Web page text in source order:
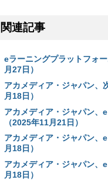
関連記事
eラーニングプラットフォ
月27日）
アカメディア・ジャパン、
月18日）
アカメディア・ジャパン、
（2025年11月21日）
アカメディア・ジャパン、
月18日）
アカメディア・ジャパン、
月18日）